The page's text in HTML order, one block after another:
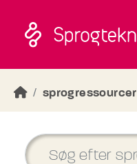
sprogressourcer